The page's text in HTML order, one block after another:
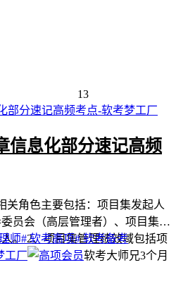
13
信息化部分速记高频
关角色主要包括：项目集发起人
员会（高层管理者）、项目集经
。 2、项目集管理绩效域包括项
师# 软考高项# 软考备考
软考大师兄3个月